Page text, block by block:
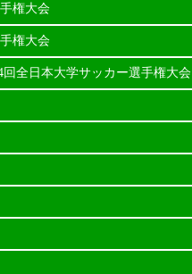
権大会
権大会
回全日本大学サッカー選手権大会